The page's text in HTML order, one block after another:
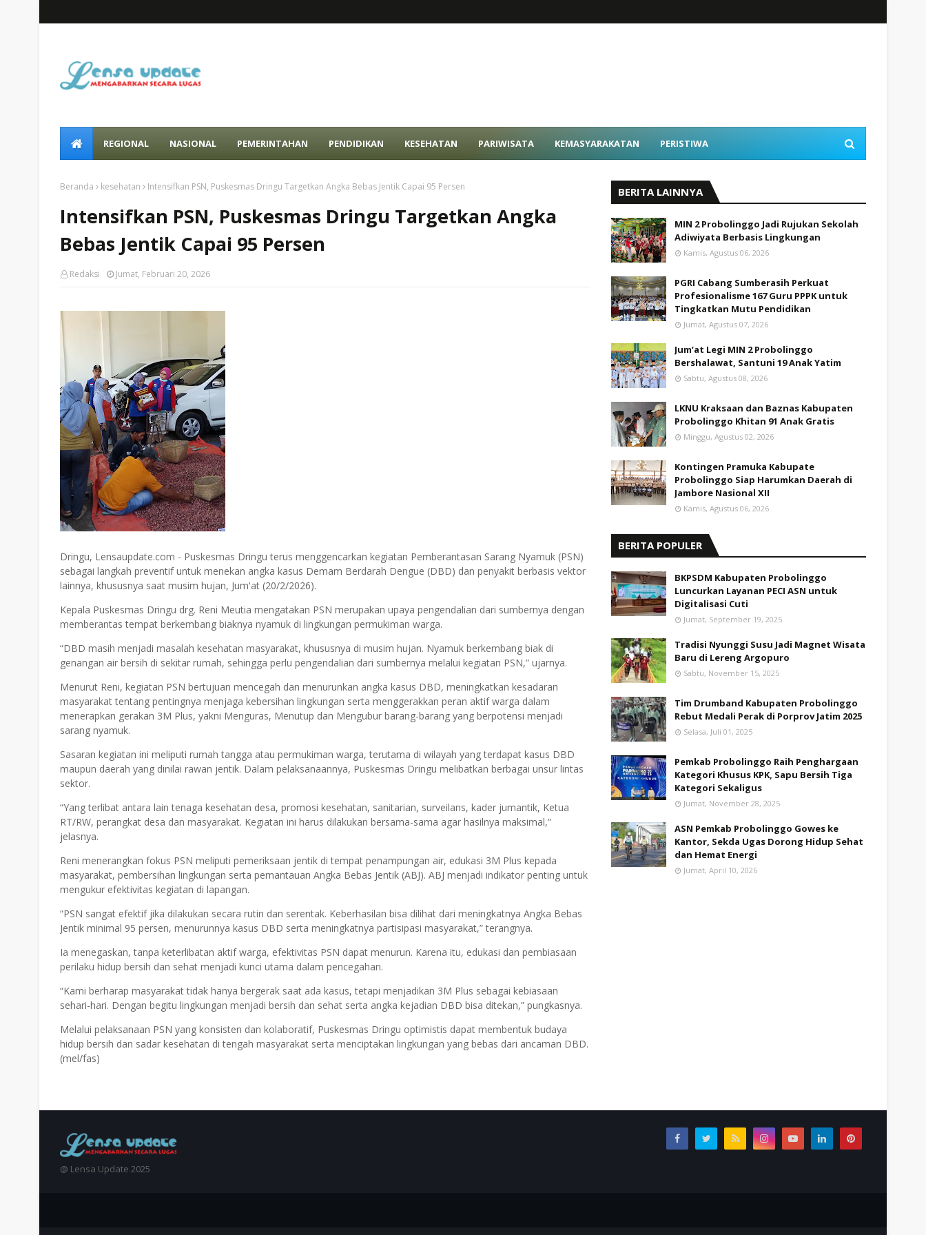
REGIONAL NASIONAL PEMERINTAHAN PENDIDIKAN KESEHATAN PARIWISATA KEMASYARAKATAN PERISTIWA
Beranda kesehatan Intensifkan PSN, Puskesmas Dringu Targetkan Angka Bebas Jentik Capai 95 Persen
Intensifkan PSN, Puskesmas Dringu Targetkan Angka
Bebas Jentik Capai 95 Persen
Redaksi Jumat, Februari 20, 2026
Dringu, Lensaupdate.com - Puskesmas Dringu terus menggencarkan kegiatan Pemberantasan Sarang Nyamuk (PSN)
sebagai langkah preventif untuk menekan angka kasus Demam Berdarah Dengue (DBD) dan penyakit berbasis vektor
lainnya, khususnya saat musim hujan, Jum'at (20/2/2026).
Kepala Puskesmas Dringu drg. Reni Meutia mengatakan PSN merupakan upaya pengendalian dari sumbernya dengan
memberantas tempat berkembang biaknya nyamuk di lingkungan permukiman warga.
“DBD masih menjadi masalah kesehatan masyarakat, khususnya di musim hujan. Nyamuk berkembang biak di
genangan air bersih di sekitar rumah, sehingga perlu pengendalian dari sumbernya melalui kegiatan PSN,” ujarnya.
Menurut Reni, kegiatan PSN bertujuan mencegah dan menurunkan angka kasus DBD, meningkatkan kesadaran
masyarakat tentang pentingnya menjaga kebersihan lingkungan serta menggerakkan peran aktif warga dalam
menerapkan gerakan 3M Plus, yakni Menguras, Menutup dan Mengubur barang-barang yang berpotensi menjadi
sarang nyamuk.
Sasaran kegiatan ini meliputi rumah tangga atau permukiman warga, terutama di wilayah yang terdapat kasus DBD
maupun daerah yang dinilai rawan jentik. Dalam pelaksanaannya, Puskesmas Dringu melibatkan berbagai unsur lintas
sektor.
“Yang terlibat antara lain tenaga kesehatan desa, promosi kesehatan, sanitarian, surveilans, kader jumantik, Ketua
RT/RW, perangkat desa dan masyarakat. Kegiatan ini harus dilakukan bersama-sama agar hasilnya maksimal,”
jelasnya.
Reni menerangkan fokus PSN meliputi pemeriksaan jentik di tempat penampungan air, edukasi 3M Plus kepada
masyarakat, pembersihan lingkungan serta pemantauan Angka Bebas Jentik (ABJ). ABJ menjadi indikator penting untuk
mengukur efektivitas kegiatan di lapangan.
“PSN sangat efektif jika dilakukan secara rutin dan serentak. Keberhasilan bisa dilihat dari meningkatnya Angka Bebas
Jentik minimal 95 persen, menurunnya kasus DBD serta meningkatnya partisipasi masyarakat,” terangnya.
Ia menegaskan, tanpa keterlibatan aktif warga, efektivitas PSN dapat menurun. Karena itu, edukasi dan pembiasaan
perilaku hidup bersih dan sehat menjadi kunci utama dalam pencegahan.
“Kami berharap masyarakat tidak hanya bergerak saat ada kasus, tetapi menjadikan 3M Plus sebagai kebiasaan
sehari-hari. Dengan begitu lingkungan menjadi bersih dan sehat serta angka kejadian DBD bisa ditekan,” pungkasnya.
Melalui pelaksanaan PSN yang konsisten dan kolaboratif, Puskesmas Dringu optimistis dapat membentuk budaya
hidup bersih dan sadar kesehatan di tengah masyarakat serta menciptakan lingkungan yang bebas dari ancaman DBD.
(mel/fas)
BERITA LAINNYA
MIN 2 Probolinggo Jadi Rujukan Sekolah
Adiwiyata Berbasis Lingkungan
Kamis, Agustus 06, 2026
PGRI Cabang Sumberasih Perkuat
Profesionalisme 167 Guru PPPK untuk
Tingkatkan Mutu Pendidikan
Jumat, Agustus 07, 2026
Jum’at Legi MIN 2 Probolinggo
Bershalawat, Santuni 19 Anak Yatim
Sabtu, Agustus 08, 2026
LKNU Kraksaan dan Baznas Kabupaten
Probolinggo Khitan 91 Anak Gratis
Minggu, Agustus 02, 2026
Kontingen Pramuka Kabupate
Probolinggo Siap Harumkan Daerah di
Jambore Nasional XII
Kamis, Agustus 06, 2026
BERITA POPULER
BKPSDM Kabupaten Probolinggo
Luncurkan Layanan PECI ASN untuk
Digitalisasi Cuti
Jumat, September 19, 2025
Tradisi Nyunggi Susu Jadi Magnet Wisata
Baru di Lereng Argopuro
Sabtu, November 15, 2025
Tim Drumband Kabupaten Probolinggo
Rebut Medali Perak di Porprov Jatim 2025
Selasa, Juli 01, 2025
Pemkab Probolinggo Raih Penghargaan
Kategori Khusus KPK, Sapu Bersih Tiga
Kategori Sekaligus
Jumat, November 28, 2025
ASN Pemkab Probolinggo Gowes ke
Kantor, Sekda Ugas Dorong Hidup Sehat
dan Hemat Energi
Jumat, April 10, 2026
@ Lensa Update 2025